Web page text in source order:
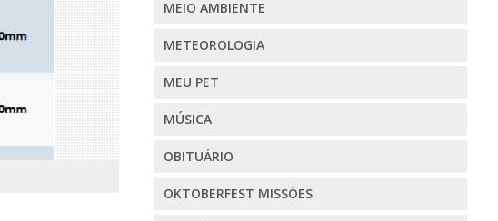
MEIO AMBIENTE
METEOROLOGIA
MEU PET
MÚSICA
OBITUÁRIO
OKTOBERFEST MISSÕES